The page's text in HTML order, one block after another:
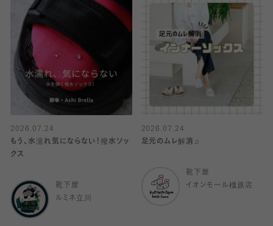
2026.07.24
もう、水濡れ気にならない！撥水ソッ
クス
靴下屋
ルミネ立川
2026.07.24
足元のムレ解消♫
靴下屋
イオンモール橿原店